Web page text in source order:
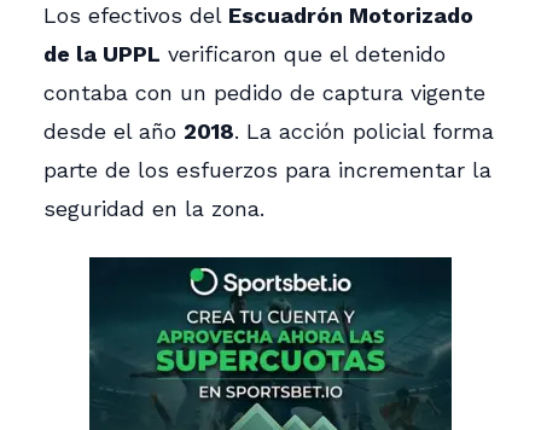
Los efectivos del Escuadrón Motorizado
de la UPPL verificaron que el detenido
contaba con un pedido de captura vigente
desde el año 2018. La acción policial forma
parte de los esfuerzos para incrementar la
seguridad en la zona.